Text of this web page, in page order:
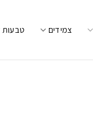
צמידים טבעות